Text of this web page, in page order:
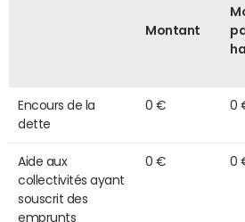
Montant
Encours de la
dette
0 € 0
Aide aux
collectivités ayant
souscrit des
emprunts
0 € 0